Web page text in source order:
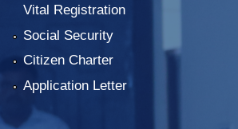
Vital Registration
Social Security
Citizen Charter
Application Letter